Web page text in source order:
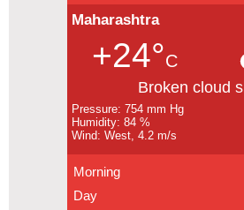
Maharashtra
+24°C
Broken cloud
Pressure: 754 mm Hg
Humidity: 84 %
Wind: West, 4.2 m/s
Morning
Day